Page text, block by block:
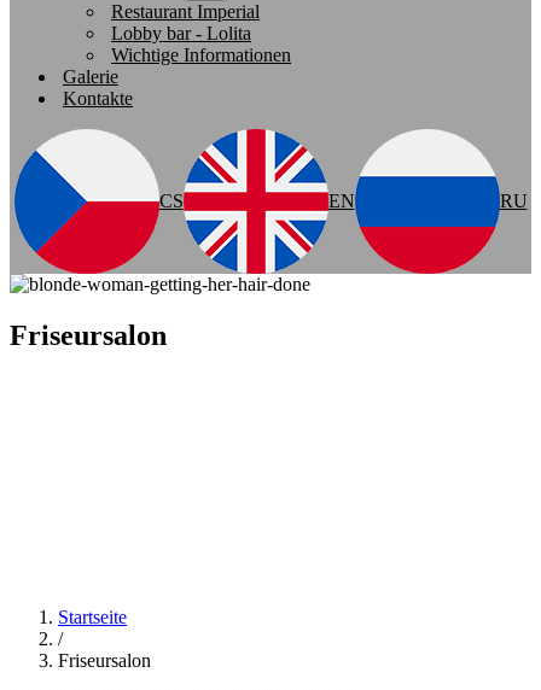
Restaurant Imperial
Lobby bar - Lolita
Wichtige Informationen
Galerie
Kontakte
CS EN RU
Friseursalon
Startseite
/
Friseursalon